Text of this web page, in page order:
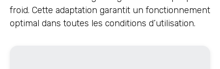
froid. Cette adaptation garantit un fonctionnement
optimal dans toutes les conditions d’utilisation.